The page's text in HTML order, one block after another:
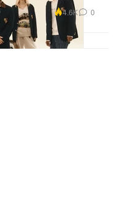
4.6K 0